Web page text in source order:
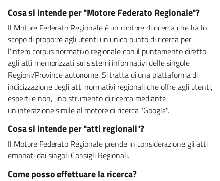
Cosa si intende per "Motore Federato Regionale"?
Il Motore Federato Regionale è un motore di ricerca che ha lo
scopo di proporre agli utenti un unico punto di ricerca per
l'intero corpus normativo regionale con il puntamento diretto
agli atti memorizzati sui sistemi informativi delle singole
Regioni/Province autonome. Si tratta di una piattaforma di
indicizzazione degli atti normativi regionali che offre agli utenti,
esperti e non, uno strumento di ricerca mediante
un'interazione simile al motore di ricerca "Google".
Cosa si intende per "atti regionali"?
Il Motore Federato Regionale prende in considerazione gli atti
emanati dai singoli Consigli Regionali.
Come posso effettuare la ricerca?